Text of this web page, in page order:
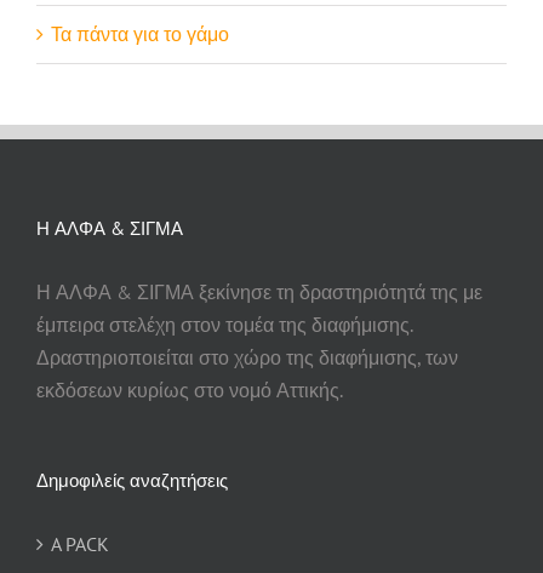
Τα πάντα για το γάμο
Η ΑΛΦΑ & ΣΙΓΜΑ
Η ΑΛΦΑ & ΣΙΓΜΑ ξεκίνησε τη δραστηριότητά της με
έμπειρα στελέχη στον τομέα της διαφήμισης.
Δραστηριοποιείται στο χώρο της διαφήμισης, των
εκδόσεων κυρίως στο νομό Αττικής.
Δημοφιλείς αναζητήσεις
A PACK